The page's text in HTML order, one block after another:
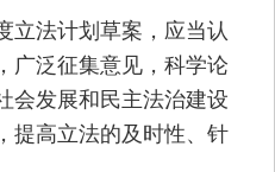
法计划草案，应当认
广泛征集意见，科学论
会发展和民主法治建设
提高立法的及时性、针